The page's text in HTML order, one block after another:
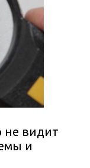
не видит
и